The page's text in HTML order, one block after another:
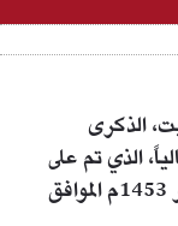
الذكرى
الذي تم على
يد السلطان محمد الفاتح في 29 مايو/أيار 1453م الموافق